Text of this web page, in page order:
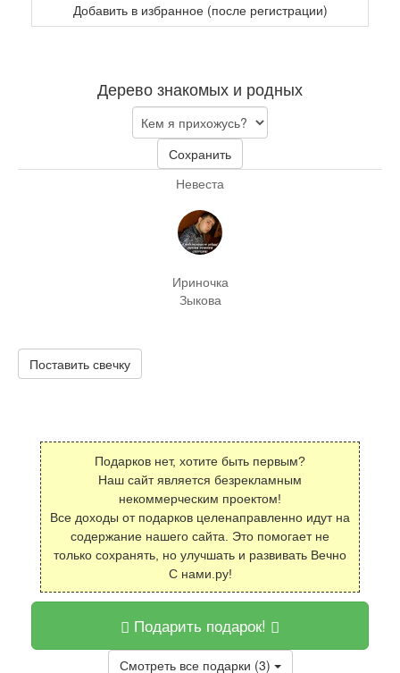
Добавить в избранное (после регистрации)
Дерево знакомых и родных
Сохранить
Невеста
Ириночка
Зыкова
Поставить свечку
Подарков нет, хотите быть первым?
Наш сайт является безрекламным
некоммерческим проектом!
Все доходы от подарков целенаправленно идут на
содержание нашего сайта. Это помогает не
только сохранять, но улучшать и развивать Вечно
С нами.ру!
Подарить подарок!
Смотреть все подарки (3)